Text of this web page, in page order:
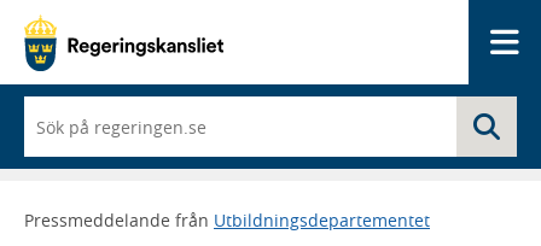
du
börjar
skriva
framträder
Pressmeddelande från Utbildningsdepartementet